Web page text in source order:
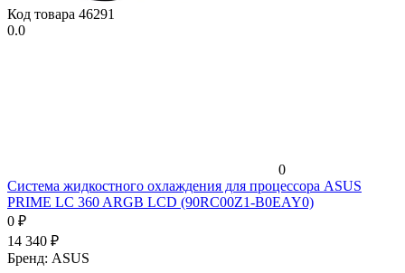
Код товара 46291
0.0
0
Система жидкостного охлаждения для процессора ASUS
PRIME LC 360 ARGB LCD (90RC00Z1-B0EAY0)
0 ₽
14 340 ₽
Бренд: ASUS